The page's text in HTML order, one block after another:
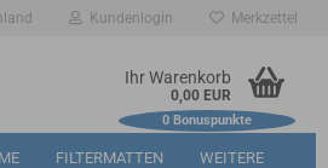
Kundenlogin Merkzettel
Ihr Warenkorb
0,00 EUR
0Bonuspunkte
FILTERMATTEN WEITERE